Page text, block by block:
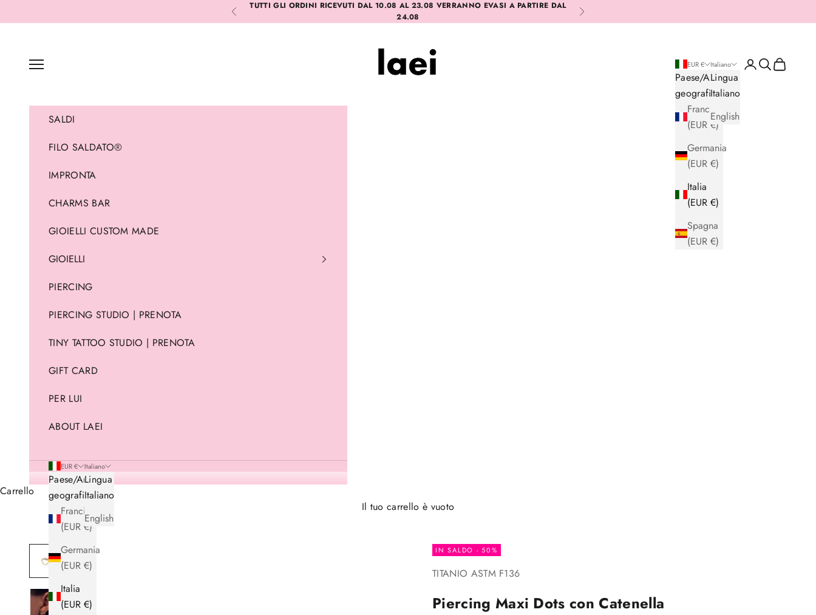
Precedente
TUTTI GLI ORDINI RICEVUTI DAL 10.08 AL 23.08 VERRANNO EVASI A PARTIRE DAL
24.08
Successivo
Menù
EUR €
Paese/Area
geografica
Francia
(EUR €)
Germania
(EUR €)
Italia
(EUR €)
Spagna
(EUR €)
Italiano
Lingua
Italiano
English
LoginCercaCarrello
SALDI
FILO SALDATO®
IMPRONTA
CHARMS BAR
GIOIELLI CUSTOM MADE
GIOIELLI
PIERCING
PIERCING STUDIO | PRENOTA
TINY TATTOO STUDIO | PRENOTA
GIFT CARD
PER LUI
ABOUT LAEI
EUR €
Paese/Area
geografica
Francia
(EUR €)
Germania
(EUR €)
Italia
(EUR €)
Italiano
Lingua
Italiano
English
Carrello
Il tuo carrello è vuoto
IN SALDO - 50%
TITANIO ASTM F136
Piercing Maxi Dots con Catenella